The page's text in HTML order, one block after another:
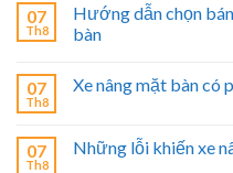
07
Th8
Hướng dẫn chọn
bàn
07
Th8
Xe nâng mặt bàn có
07
Th8
Những lỗi khiến xe